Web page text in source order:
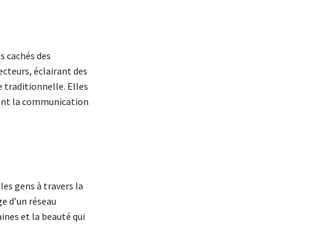
cachés des
éclairant des
traditionnelle. Elles
la communication
gens à travers la
d’un réseau
et la beauté qui